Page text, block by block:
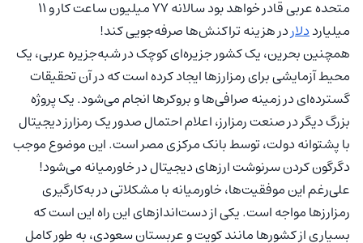
متحده عربی قادر خواهد بود سالانه ۷۷ میلیون ساعت کار و ۱۱
میلیارددلاردر هزینه تراکنش‌ها صرفه‌جویی کند!
همچنین بحرین، یک کشور جزیره‌ای کوچک در شبه‌جزیره عربی، یک
محیط آزمایشی برای رمزارزها ایجاد کرده است که در آن تحقیقات
گسترده‌ای در زمینه صرافی‌ها و بروکرها انجام می‌شود. یک پروژه
بزرگ دیگر در صنعت رمزارز، اعلام احتمال صدور یک رمزارز دیجیتال
با پشتوانه دولت، توسط بانک مرکزی مصر است. این موضوع موجب
دگرگون کردن سرنوشت ارزهای دیجیتال در خاورمیانه می‌شود!
علی‌رغم این موفقیت‌ها، خاورمیانه با مشکلاتی در به‌کارگیری
رمزارزها مواجه است. یکی از دست‌انداز‌های این راه این است که
بسیاری از کشورها مانند کویت و عربستان سعودی، به طور کامل